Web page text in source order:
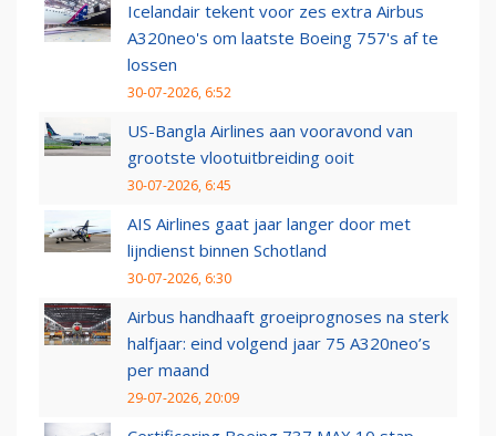
Icelandair tekent voor zes extra Airbus
A320neo's om laatste Boeing 757's af te
lossen
30-07-2026, 6:52
US-Bangla Airlines aan vooravond van
grootste vlootuitbreiding ooit
30-07-2026, 6:45
AIS Airlines gaat jaar langer door met
lijndienst binnen Schotland
30-07-2026, 6:30
Airbus handhaaft groeiprognoses na sterk
halfjaar: eind volgend jaar 75 A320neo’s
per maand
29-07-2026, 20:09